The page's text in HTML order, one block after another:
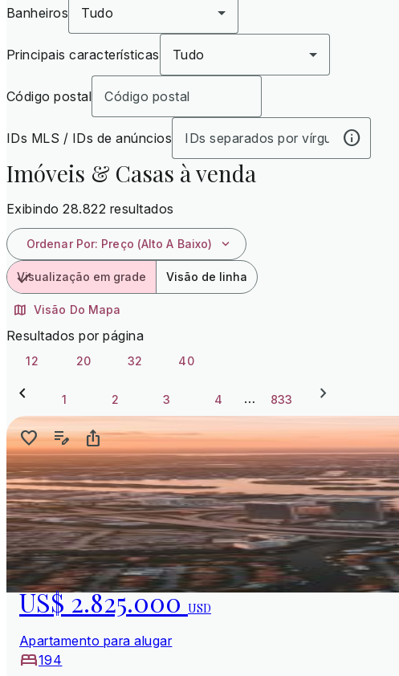
Banheiros Tudo
Principais características Tudo
Código postal
IDs MLS / IDs de anúncios
Imóveis & Casas à venda
Exibindo 28.822 resultados
Ordenar Por: Preço (alto A Baixo)
Visualização em grade Visão de linha
Visão Do Mapa
Resultados por página
12 20 32 40
1 2 3 4 … 833
US$ 2.825.000USD
Apartamento para alugar
194